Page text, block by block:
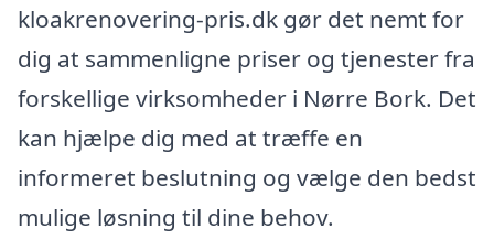
kloakrenovering-pris.dk gør det nemt for
dig at sammenligne priser og tjenester fra
forskellige virksomheder i Nørre Bork. Det
kan hjælpe dig med at træffe en
informeret beslutning og vælge den bedst
mulige løsning til dine behov.